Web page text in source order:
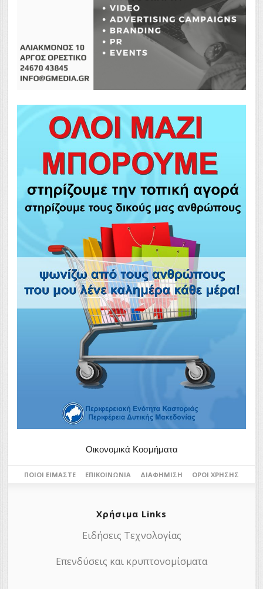
Οικονομικά Κοσμήματα
ΠΟΙΟΙ ΕΊΜΑΣΤΕ ΕΠΙΚΟΙΝΩΝΊΑ ΔΙΑΦΉΜΙΣΗ ΌΡΟΙ ΧΡΉΣΗΣ
Χρήσιμα Links
Ειδήσεις Τεχνολογίας
Επενδύσεις και κρυπτονομίσματα